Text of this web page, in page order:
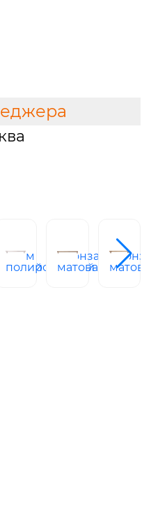
хром
полированный
бронза
матовая
бронза